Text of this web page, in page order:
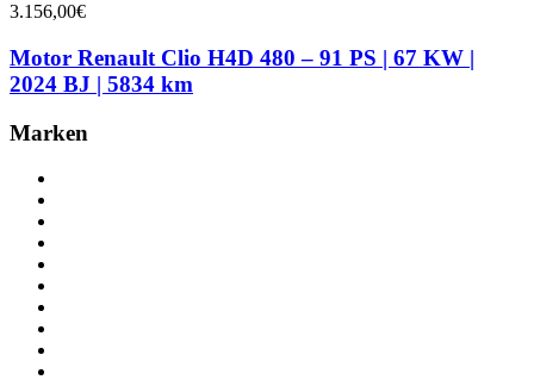
3.156,00€
Motor Renault Clio H4D 480 – 91 PS | 67 KW |
2024 BJ | 5834 km
Marken